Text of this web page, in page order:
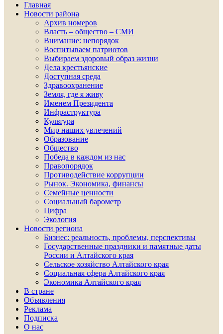
Главная
Новости района
Архив номеров
Власть – общество – СМИ
Внимание: непорядок
Воспитываем патриотов
Выбираем здоровый образ жизни
Дела крестьянские
Доступная среда
Здравоохранение
Земля, где я живу
Именем Президента
Инфраструктура
Культура
Мир наших увлечений
Образование
Общество
Победа в каждом из нас
Правопорядок
Противодействие коррупции
Рынок. Экономика, финансы
Семейные ценности
Социальный барометр
Цифра
Экология
Новости региона
Бизнес: реальность, проблемы, перспективы
Государственные праздники и памятные даты
России и Алтайского края
Сельское хозяйство Алтайского края
Социальная сфера Алтайского края
Экономика Алтайского края
В стране
Объявления
Реклама
Подписка
О нас